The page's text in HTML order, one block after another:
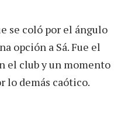
se coló por el ángulo
opción a Sá. Fue el
el club y un momento
lo demás caótico.